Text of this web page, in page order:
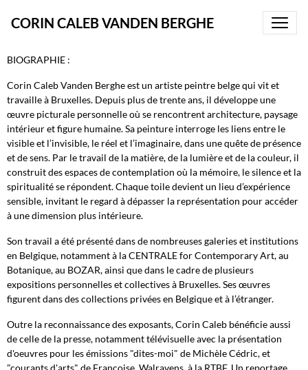
CORIN CALEB VANDEN BERGHE
BIOGRAPHIE :
Corin Caleb Vanden Berghe est un artiste peintre belge qui vit et
travaille à Bruxelles. Depuis plus de trente ans, il développe une
œuvre picturale personnelle où se rencontrent architecture, paysage
intérieur et figure humaine. Sa peinture interroge les liens entre le
visible et l’invisible, le réel et l’imaginaire, dans une quête de présence
et de sens. Par le travail de la matière, de la lumière et de la couleur, il
construit des espaces de contemplation où la mémoire, le silence et la
spiritualité se répondent. Chaque toile devient un lieu d’expérience
sensible, invitant le regard à dépasser la représentation pour accéder
à une dimension plus intérieure.
Son travail a été présenté dans de nombreuses galeries et institutions
en Belgique, notamment à la CENTRALE for Contemporary Art, au
Botanique, au BOZAR, ainsi que dans le cadre de plusieurs
expositions personnelles et collectives à Bruxelles. Ses œuvres
figurent dans des collections privées en Belgique et à l’étranger.
Outre la reconnaissance des exposants, Corin Caleb bénéficie aussi
de celle de la presse, notamment télévisuelle avec la présentation
d'oeuvres pour les émissions "dites-moi" de Michèle Cédric, et
"courants d'arts" de Françoise Walravens, à la RTBF. Un reportage